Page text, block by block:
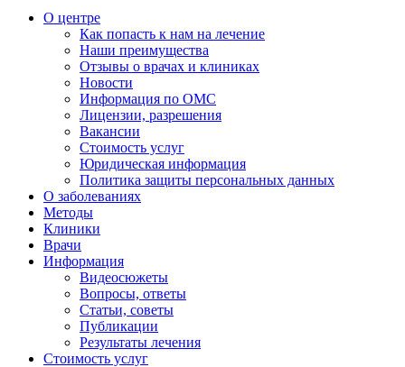
О центре
Как попасть к нам на лечение
Наши преимущества
Отзывы о врачах и клиниках
Новости
Информация по ОМС
Лицензии, разрешения
Вакансии
Стоимость услуг
Юридическая информация
Политика защиты персональных данных
О заболеваниях
Методы
Клиники
Врачи
Информация
Видеосюжеты
Вопросы, ответы
Статьи, советы
Публикации
Результаты лечения
Стоимость услуг